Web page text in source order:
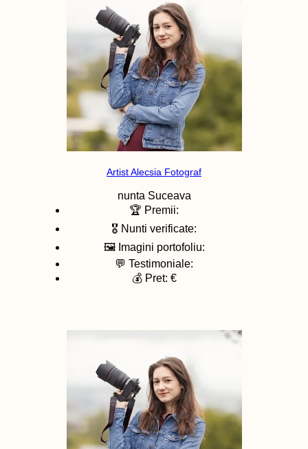
Artist Alecsia Fotograf
nunta Suceava
🏆 Premii:
🎖️ Nunti verificate:
🖼️ Imagini portofoliu:
💬 Testimoniale:
💰 Pret: €